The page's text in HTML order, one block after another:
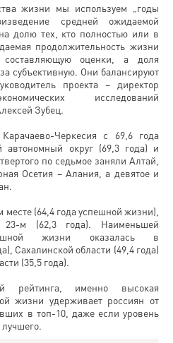
жизни мы используем „годы
средней ожидаемой
долю тех, кто полностью или в
продолжительность жизни
составляющую оценки, а доля
субъективную. Они балансируют
проекта – директор
исследований
Зубец.
Черкесия с 69,6 года
округ (69,3 года) и
по седьмое заняли Алтай,
Осетия – Алания, а девятое и
(64,4 года успешной жизни),
м (62,3 года). Наименьшей
жизни оказалась в
Сахалинской области (49,4 года)
(35,5 года).
рейтинга, именно высокая
жизни удерживает россиян от
в топ-10, даже если уровень